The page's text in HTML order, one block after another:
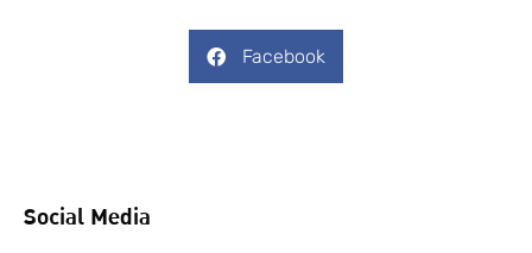
Facebook
Social Media